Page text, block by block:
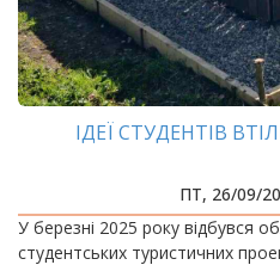
ІДЕЇ СТУДЕНТІВ
ПТ, 26/09/
У березні 2025 року відбувся
студентських туристичних